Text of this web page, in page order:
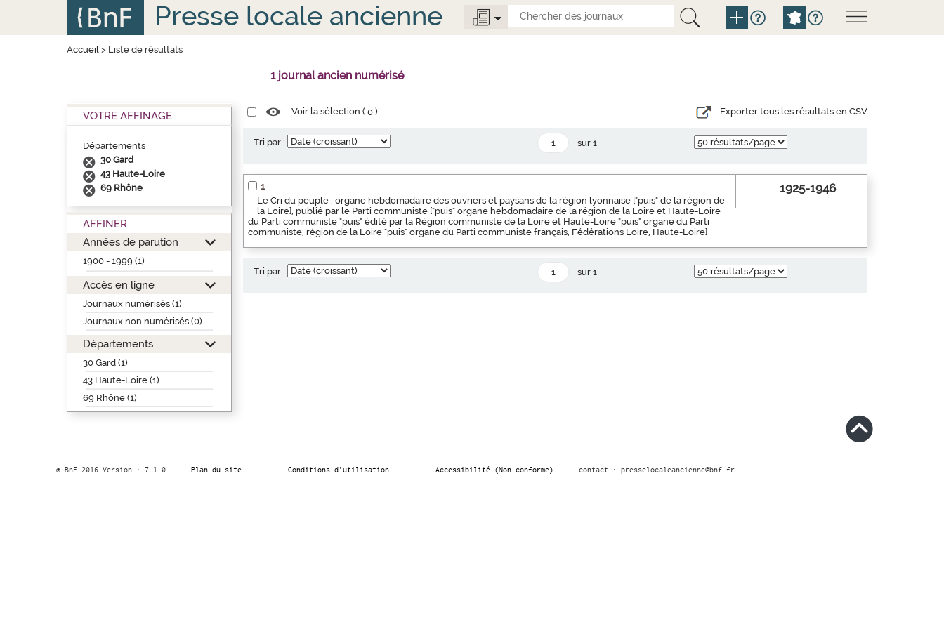
Presse locale ancienne
Accueil> Liste de résultats
1 journal ancien numérisé
VOTRE AFFINAGE
Départements
30 Gard
43 Haute-Loire
69 Rhône
AFFINER
Années de parution
1900 - 1999 (1)
Accès en ligne
Journaux numérisés (1)
Journaux non numérisés (0)
Départements
30 Gard (1)
43 Haute-Loire (1)
69 Rhône (1)
Voir la sélection (0 ) Exporter tous les résultats en CSV
Tri par : sur 1
1
Le Cri du peuple : organe hebdomadaire des ouvriers et paysans de la région lyonnaise ["puis" de la région de
la Loire], publié par le Parti communiste ["puis" organe hebdomadaire de la région de la Loire et Haute-Loire
du Parti communiste "puis" édité par la Région communiste de la Loire et Haute-Loire "puis" organe du Parti
communiste, région de la Loire "puis" organe du Parti communiste français, Fédérations Loire, Haute-Loire]
1925-1946
Tri par : sur 1
© BnF 2016 Version : 7.1.0 Plan du site Conditions d’utilisation Accessibilité (Non conforme) contact : presselocaleancienne@bnf.fr
Panneau de gestion des cookies